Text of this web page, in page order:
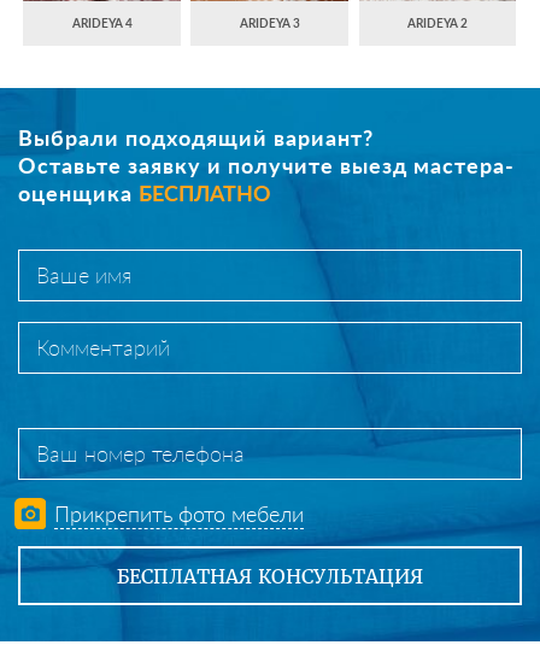
ARIDEYA 4 ARIDEYA 3 ARIDEYA 2
Выбрали подходящий вариант?
Оставьте заявку и получите выезд мастера-
оценщика БЕСПЛАТНО
Прикрепить фото мебели